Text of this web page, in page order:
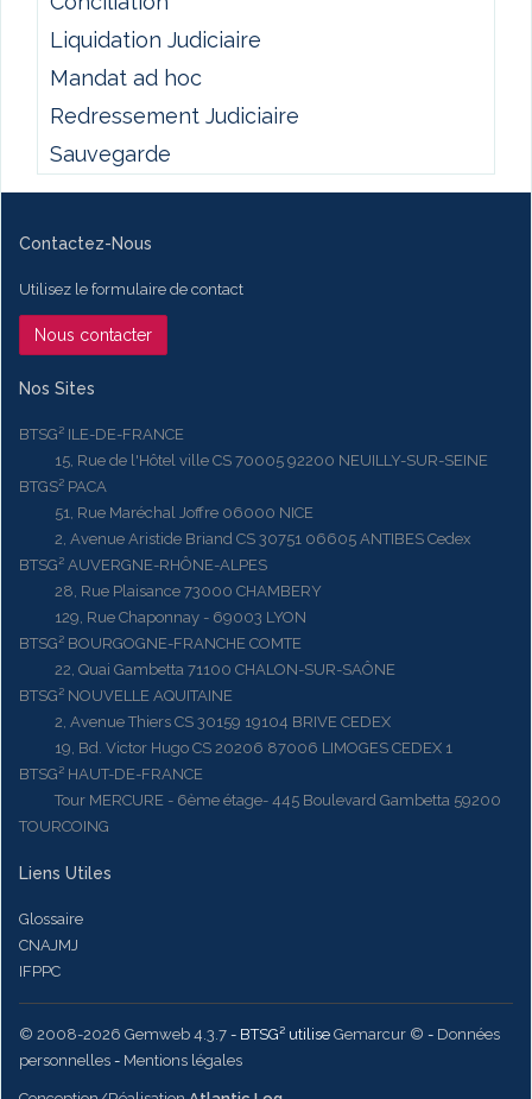
Liquidation Judiciaire
Mandat ad hoc
Redressement Judiciaire
Sauvegarde
Contactez-Nous
Utilisez le formulaire de contact
Nous contacter
Nos Sites
BTSG² ILE-DE-FRANCE
15, Rue de l'Hôtel ville CS 70005 92200 NEUILLY-SUR-SEINE
BTGS² PACA
51, Rue Maréchal Joffre 06000 NICE
2, Avenue Aristide Briand CS 30751 06605 ANTIBES Cedex
BTSG² AUVERGNE-RHÔNE-ALPES
28, Rue Plaisance 73000 CHAMBERY
129, Rue Chaponnay - 69003 LYON
BTSG² BOURGOGNE-FRANCHE COMTE
22, Quai Gambetta 71100 CHALON-SUR-SAÔNE
BTSG² NOUVELLE AQUITAINE
2, Avenue Thiers CS 30159 19104 BRIVE CEDEX
19, Bd. Victor Hugo CS 20206 87006 LIMOGES CEDEX 1
BTSG² HAUT-DE-FRANCE
Tour MERCURE - 6ème étage- 445 Boulevard Gambetta 59200
TOURCOING
Liens Utiles
Glossaire
CNAJMJ
IFPPC
© 2008-2026 Gemweb 4.3.7 - BTSG² utilise Gemarcur © - Données
personnelles - Mentions légales